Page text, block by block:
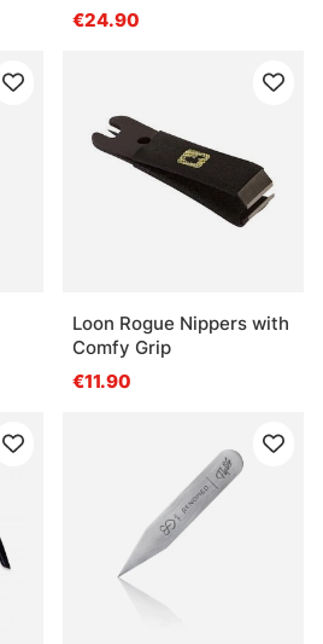
€24.90
Loon Rogue Nippers with
Comfy Grip
€11.90